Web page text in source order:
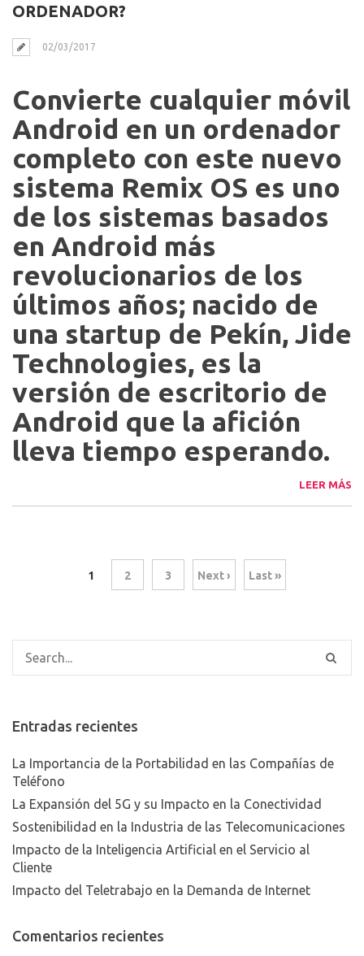
ORDENADOR?
02/03/2017
Convierte cualquier móvil
Android en un ordenador
completo con este nuevo
sistema Remix OS es uno
de los sistemas basados
en Android más
revolucionarios de los
últimos años; nacido de
una startup de Pekín, Jide
Technologies, es la
versión de escritorio de
Android que la afición
lleva tiempo esperando.
LEER MÁS
1 2 3 Next › Last »
Entradas recientes
La Importancia de la Portabilidad en las Compañías de
Teléfono
La Expansión del 5G y su Impacto en la Conectividad
Sostenibilidad en la Industria de las Telecomunicaciones
Impacto de la Inteligencia Artificial en el Servicio al
Cliente
Impacto del Teletrabajo en la Demanda de Internet
Comentarios recientes